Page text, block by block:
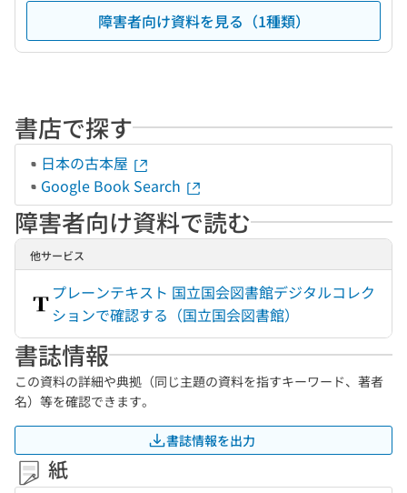
障害者向け資料を見る（1種類）
書店で探す
日本の古本屋
Google Book Search
障害者向け資料で読む
他サービス
プレーンテキスト 国立国会図書館デジタルコレク
ションで確認する（国立国会図書館）
書誌情報
この資料の詳細や典拠（同じ主題の資料を指すキーワード、著者
名）等を確認できます。
書誌情報を出力
紙